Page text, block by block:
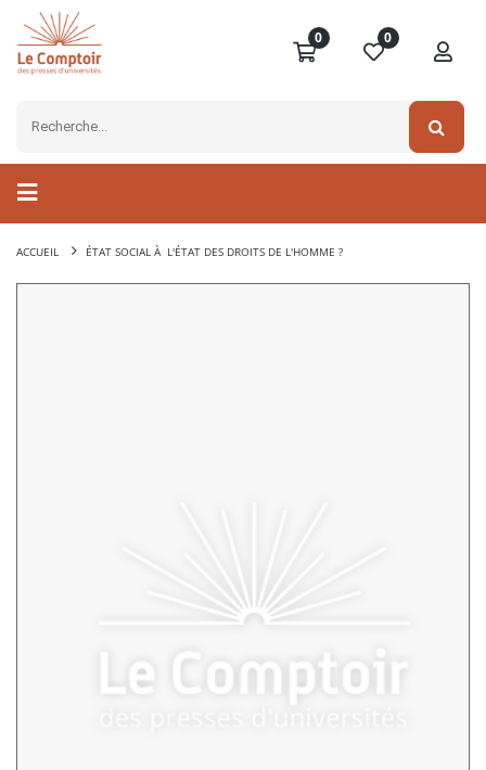
0 0
ACCUEIL ÉTAT SOCIAL À L'ÉTAT DES DROITS DE L'HOMME ?